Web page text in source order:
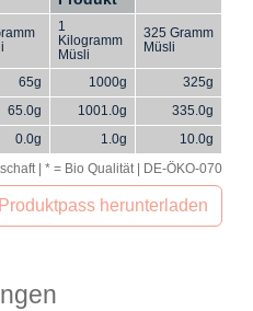
1
Kilogramm
Müsli
325 Gramm
Müsli
65g 1000g 325g
65.0g 1001.0g 335.0g
0.0g 1.0g
10.0g
| * = Bio Qualität | DE-ÖKO-070
Produktpass herunterladen